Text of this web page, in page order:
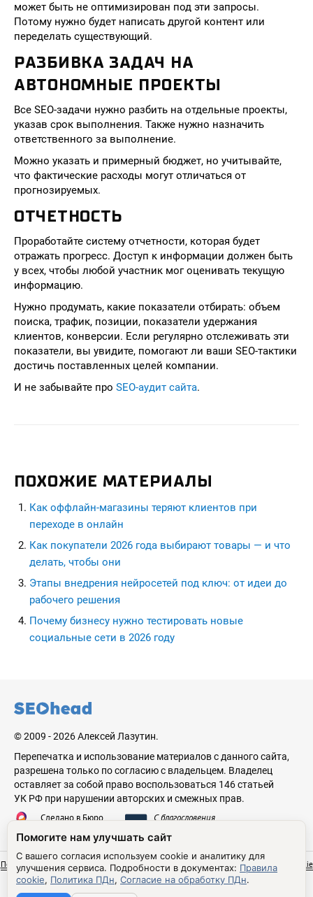
может быть не оптимизирован под эти запросы.
Потому нужно будет написать другой контент или
переделать существующий.
РАЗБИВКА ЗАДАЧ НА
АВТОНОМНЫЕ ПРОЕКТЫ
Все SEO-задачи нужно разбить на отдельные проекты,
указав срок выполнения. Также нужно назначить
ответственного за выполнение.
Можно указать и примерный бюджет, но учитывайте,
что фактические расходы могут отличаться от
прогнозируемых.
ОТЧЕТНОСТЬ
Проработайте систему отчетности, которая будет
отражать прогресс. Доступ к информации должен быть
у всех, чтобы любой участник мог оценивать текущую
информацию.
Нужно продумать, какие показатели отбирать: объем
поиска, трафик, позиции, показатели удержания
клиентов, конверсии. Если регулярно отслеживать эти
показатели, вы увидите, помогают ли ваши SEO-тактики
достичь поставленных целей компании.
И не забывайте про SEO-аудит сайта.
ПОХОЖИЕ МАТЕРИАЛЫ
Как оффлайн-магазины теряют клиентов при
переходе в онлайн
Как покупатели 2026 года выбирают товары — и что
делать, чтобы они
Этапы внедрения нейросетей под ключ: от идеи до
рабочего решения
Почему бизнесу нужно тестировать новые
социальные сети в 2026 году
© 2009 - 2026 Алексей Лазутин.
Перепечатка и использование материалов с данного сайта,
разрешена только по согласию с владельцем. Владелец
оставляет за собой право воспользоваться 146 статьей
УК РФ при нарушении авторских и смежных прав.
Сделано в Бюро
С благословения
Политика обработки персональных данныхСогласие на обработку ПДнПравила cookie
Настройки cookie
Помогите нам улучшать сайт
С вашего согласия используем cookie и аналитику для
улучшения сервиса. Подробности в документах: Правила
cookie, Политика ПДн, Согласие на обработку ПДн.